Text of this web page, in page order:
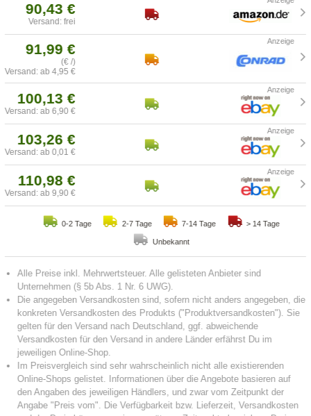
90,43 €
Versand: frei
91,99 €
(€ /)
Versand: ab 4,95 €
100,13 €
Versand: ab 6,90 €
103,26 €
Versand: ab 0,01 €
110,98 €
Versand: ab 9,90 €
0-2 Tage 2-7 Tage 7-14 Tage > 14 Tage
Unbekannt